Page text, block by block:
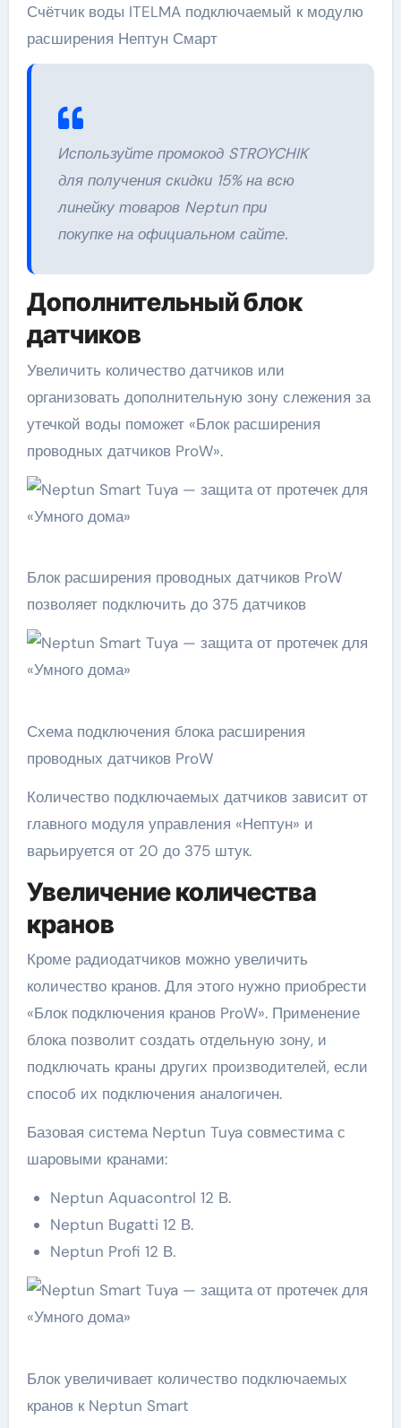
Счётчик воды ITELMA подключаемый к модулю
расширения Нептун Смарт
Используйте промокод STROYCHIK
для получения скидки 15% на всю
линейку товаров Neptun при
покупке на официальном сайте.
Дополнительный блок
датчиков
Увеличить количество датчиков или
организовать дополнительную зону слежения за
утечкой воды поможет «Блок расширения
проводных датчиков ProW».
Блок расширения проводных датчиков ProW
позволяет подключить до 375 датчиков
Схема подключения блока расширения
проводных датчиков ProW
Количество подключаемых датчиков зависит от
главного модуля управления «Нептун» и
варьируется от 20 до 375 штук.
Увеличение количества
кранов
Кроме радиодатчиков можно увеличить
количество кранов. Для этого нужно приобрести
«Блок подключения кранов ProW». Применение
блока позволит создать отдельную зону, и
подключать краны других производителей, если
способ их подключения аналогичен.
Базовая система Neptun Tuya совместима с
шаровыми кранами:
Neptun Aquacontrol 12 В.
Neptun Bugatti 12 В.
Neptun Profi 12 В.
Блок увеличивает количество подключаемых
кранов к Neptun Smart